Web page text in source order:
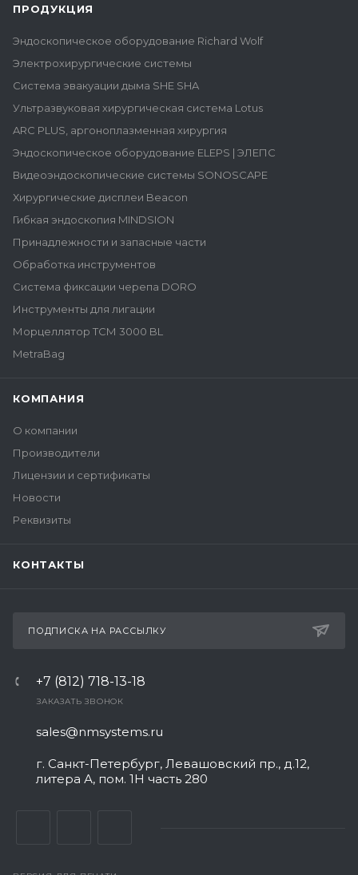
ПРОДУКЦИЯ
Эндоскопическое оборудование Richard Wolf
Электрохирургические системы
Система эвакуации дыма SHE SHA
Ультразвуковая хирургическая система Lotus
ARC PLUS, аргоноплазменная хирургия
Эндоскопическое оборудование ELEPS | ЭЛЕПС
Видеоэндоскопические системы SONOSCAPE
Хирургические дисплеи Beacon
Гибкая эндоскопия MINDSION
Принадлежности и запасные части
Обработка инструментов
Система фиксации черепа DORO
Инструменты для лигации
Морцеллятор ТСМ 3000 BL
MetraBag
КОМПАНИЯ
О компании
Производители
Лицензии и сертификаты
Новости
Реквизиты
КОНТАКТЫ
ПОДПИСКА НА РАССЫЛКУ
+7 (812) 718-13-18
ЗАКАЗАТЬ ЗВОНОК
sales@nmsystems.ru
г. Санкт-Петербург, Левашовский пр., д.12,
литера А, пом. 1Н часть 280